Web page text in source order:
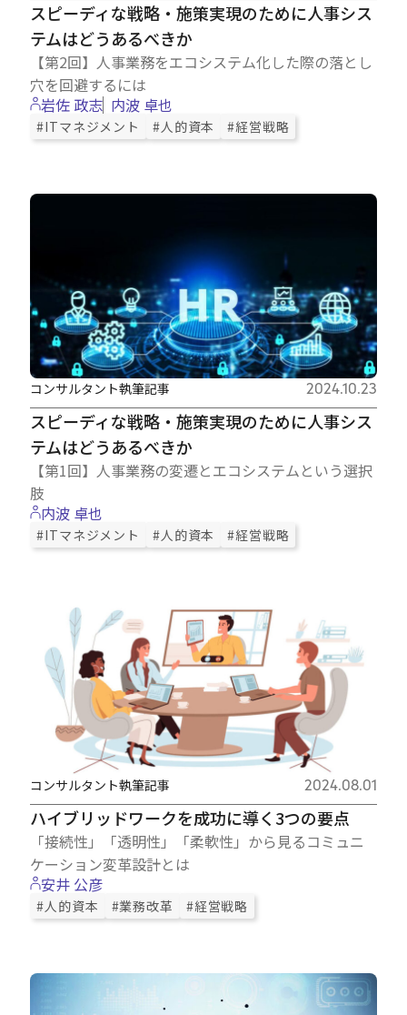
スピーディな戦略・施策実現のために人事シス
テムはどうあるべきか
【第2回】人事業務をエコシステム化した際の落とし
穴を回避するには
岩佐 政志 内波 卓也
#ITマネジメント #人的資本 #経営戦略
スピーディな戦略・施策実現のために人事シス
テムはどうあるべきか
【第1回】人事業務の変遷とエコシステムという選択
肢
コンサルタント執筆記事 2024.10.23
内波 卓也
#ITマネジメント #人的資本 #経営戦略
ハイブリッドワークを成功に導く3つの要点
「接続性」「透明性」「柔軟性」から見るコミュニ
ケーション変革設計とは
コンサルタント執筆記事 2024.08.01
安井 公彦
#人的資本 #業務改革 #経営戦略